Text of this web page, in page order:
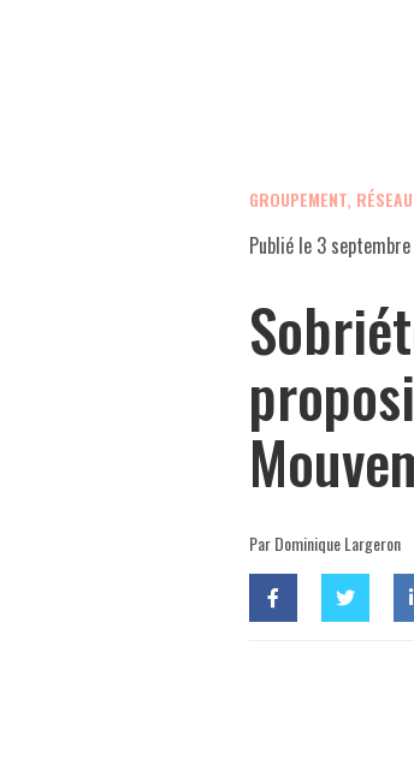
GROUPEMENT, RÉSEAU
Publié le 3
Par Dominique Largeron